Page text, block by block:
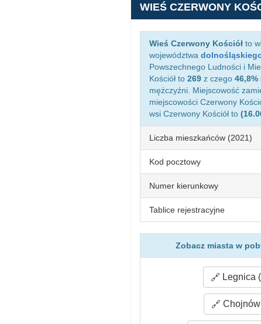
WIEŚ CZERWONY
Wieś Czerwony Kościół to
województwa
Powszechnego Ludności i
Kościół to 269 z czego 46,8%
mężczyźni. Miejscowość
miejscowości Czerwony
wsi Czerwony Kościół to
Liczba mieszkańców (2021)
Kod pocztowy
Numer kierunkowy
Tablice rejestracyjne
Zobacz miasta w
Legnica